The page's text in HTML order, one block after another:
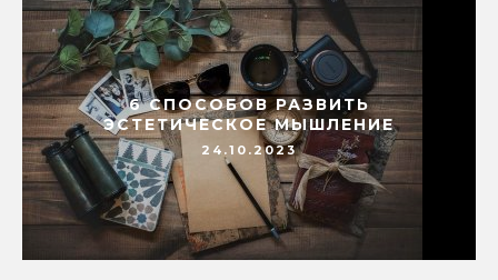
6 СПОСОБОВ РАЗВИТЬ
ЭСТЕТИЧЕСКОЕ МЫШЛЕНИЕ
24.10.2023